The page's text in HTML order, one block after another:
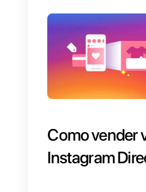
para poder
seguidores e
comunidade.
estudo das
dos módulos